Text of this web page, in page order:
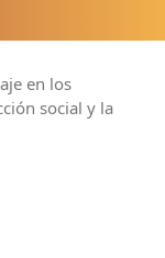
en los
social y la